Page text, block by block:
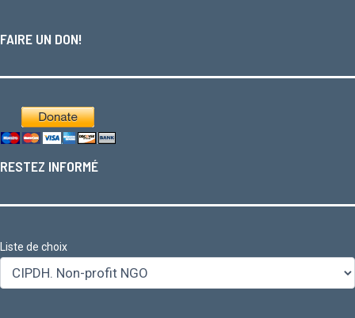
FAIRE UN DON!
RESTEZ INFORMÉ
Liste de choix